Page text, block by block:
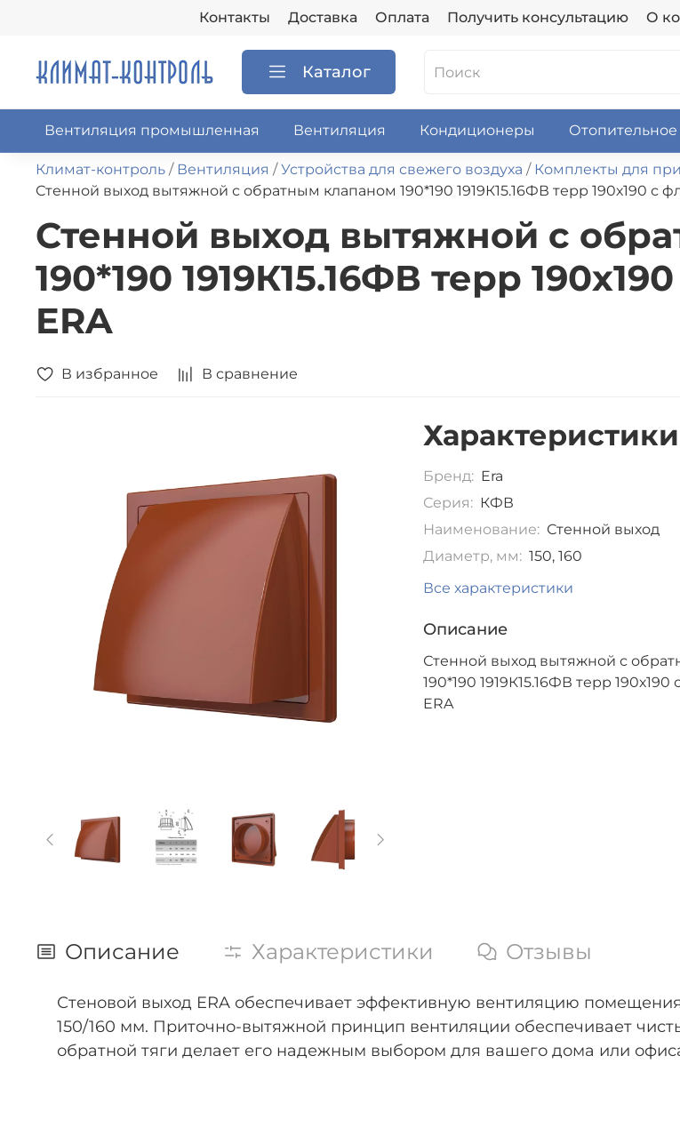
Контакты Доставка Оплата Получить консультацию О
Каталог
Вентиляция промышленная Вентиляция Кондиционеры
Климат-контроль Вентиляция Устройства для свежего воздуха Комплекты для
Стенной выход вытяжной с обратным клапаном 190*190 1919К15.16ФВ терр 190х190 с
Стенной выход вытяжной с
190*190 1919К15.16ФВ терр
ERA
В избранное В сравнение
Характеристики
Бренд: Era
Серия: КФВ
Наименование: Стенной выход
Диаметр, мм: 150, 160
Все характеристики
Описание
Стенной выход вытяжной с
190*190 1919К15.16ФВ терр
ERA
Описание Характеристики Отзывы
Стеновой выход ERA обеспечивает эффективную вентиляцию
150/160 мм. Приточно-вытяжной принцип вентиляции обеспечивает
обратной тяги делает его надежным выбором для вашего дома или